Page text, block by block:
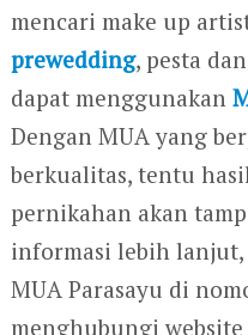
mencari make up
prewedding, pesta dan
dapat menggunakan
Dengan MUA yang
berkualitas, tentu
pernikahan akan
informasi lebih
MUA Parasayu di
menghubungi website